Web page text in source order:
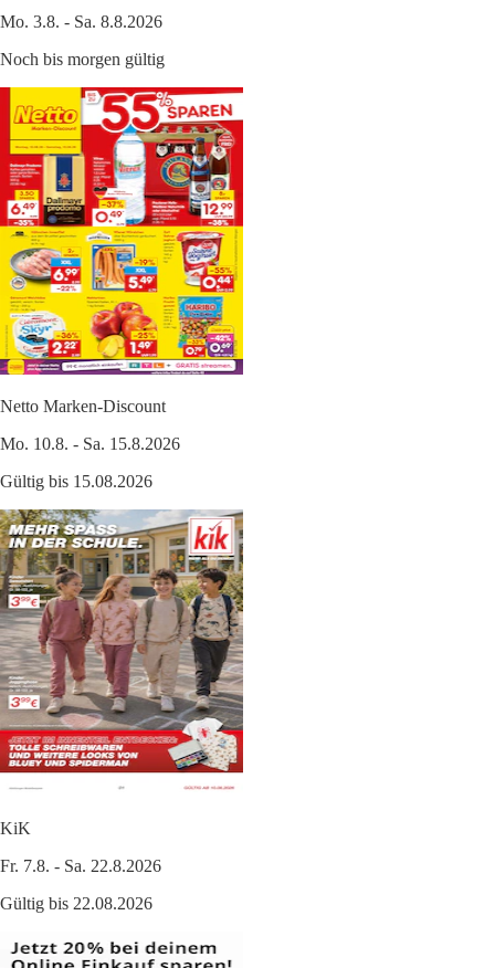
Mo. 3.8. - Sa. 8.8.2026
Noch bis morgen gültig
Netto Marken-Discount
Mo. 10.8. - Sa. 15.8.2026
Gültig bis 15.08.2026
KiK
Fr. 7.8. - Sa. 22.8.2026
Gültig bis 22.08.2026